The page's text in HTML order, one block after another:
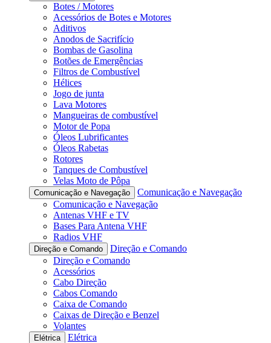
Botes / Motores
Acessórios de Botes e Motores
Aditivos
Anodos de Sacrifício
Bombas de Gasolina
Botões de Emergências
Filtros de Combustível
Hélices
Jogo de junta
Lava Motores
Mangueiras de combustível
Motor de Popa
Óleos Lubrificantes
Óleos Rabetas
Rotores
Tanques de Combustível
Velas Moto de Pôpa
Comunicação e Navegação
Comunicação e Navegação
Comunicação e Navegação
Antenas VHF e TV
Bases Para Antena VHF
Radios VHF
Direção e Comando
Direção e Comando
Direção e Comando
Acessórios
Cabo Direção
Cabos Comando
Caixa de Comando
Caixas de Direção e Benzel
Volantes
Elétrica
Elétrica